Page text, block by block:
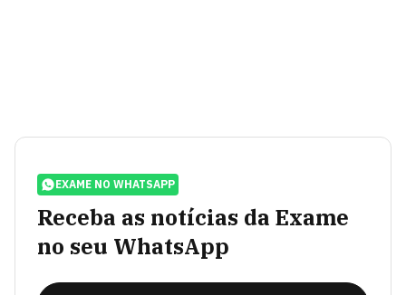
EXAME NO WHATSAPP
Receba as notícias da Exame
no seu WhatsApp